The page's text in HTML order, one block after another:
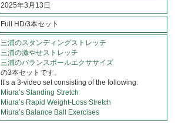
2025年3月13日
Full HD/3本セット
三浦のスタンディングストレッチ
三浦の激やせストレッチ
三浦のバランスボールエクササイズ
の3本セットです。
It’s a 3-video set consisting of the following:
Miura’s Standing Stretch
Miura’s Rapid Weight-Loss Stretch
Miura’s Balance Ball Exercises